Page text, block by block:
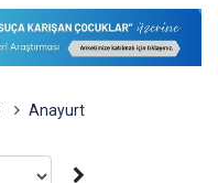
Anayurt